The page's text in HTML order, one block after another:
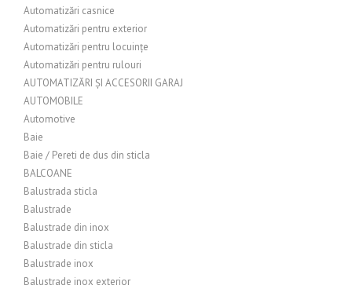
Automatizări casnice
Automatizări pentru exterior
Automatizări pentru locuințe
Automatizări pentru rulouri
AUTOMATIZĂRI ȘI ACCESORII GARAJ
AUTOMOBILE
Automotive
Baie
Baie / Pereti de dus din sticla
BALCOANE
Balustrada sticla
Balustrade
Balustrade din inox
Balustrade din sticla
Balustrade inox
Balustrade inox exterior